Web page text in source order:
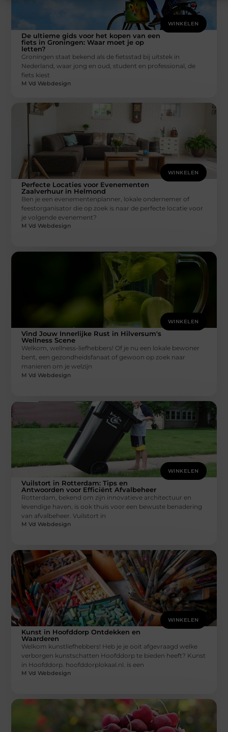
WINKELEN
De ultieme gids voor het kopen van een
fiets in Groningen: Waar moet je op
letten?
Groningen staat bekend als de fietsstad bij uitstek in
Nederland, waar jong en oud, student en professional, de
fiets kiest
M Vd Webdesign
WINKELEN
Perfecte Locaties voor Evenementen
Zaalverhuur in Helmond
Ben je een evenementenplanner, lokale ondernemer of
feestorganisator die op zoek is naar de perfecte locatie voor
je volgende evenement?
M Vd Webdesign
WINKELEN
Vind Jouw Innerlijke Rust in Hilversum's
Wellness Scene
Welkom, wellness-liefhebbers! Of je nu een lokale bewoner
bent, een gezondheidsfanaat of gewoon op zoek naar
manieren om je welzijn
M Vd Webdesign
WINKELEN
Vuilstort in Rotterdam: Tips en
Antwoorden voor Efficiënt Afvalbeheer
Rotterdam, bekend om zijn innovatieve architectuur en
levendige haven, is ook thuis voor een bewuste benadering
van afvalbeheer. Vuilstort in
M Vd Webdesign
WINKELEN
Kunst in Hoofddorp Ontdekken en
Waarderen
Welkom kunstliefhebbers! Heb je je ooit afgevraagd welke
verborgen kunstschatten Hoofddorp te bieden heeft? Kunst
in Hoofddorp. hoofddorplokaal.nl. is een
M Vd Webdesign